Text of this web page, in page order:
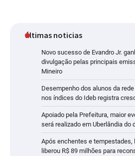
últimas noticias
Novo sucesso de Evandro Jr.
divulgação pelas principais
Mineiro
Desempenho dos alunos da
nos índices do Ideb registra
Apoiado pela Prefeitura, maior
será realizado em Uberlândia do
Após enchentes e tempestades,
liberou R$ 89 milhões para